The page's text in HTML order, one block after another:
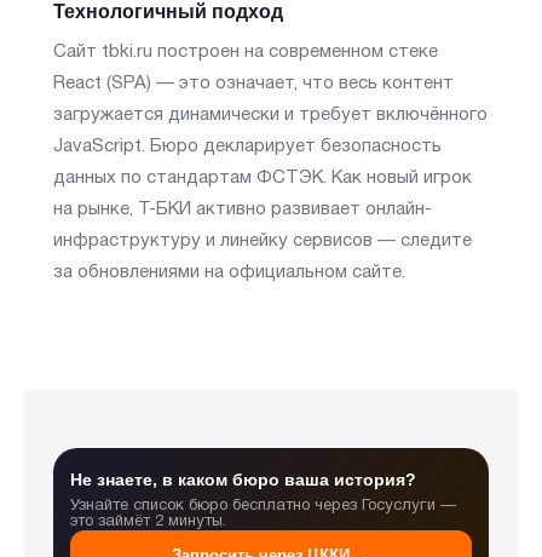
Технологичный подход
Сайт tbki.ru построен на современном стеке
React (SPA) — это означает, что весь контент
загружается динамически и требует включённого
JavaScript. Бюро декларирует безопасность
данных по стандартам ФСТЭК. Как новый игрок
на рынке, Т-БКИ активно развивает онлайн-
инфраструктуру и линейку сервисов — следите
за обновлениями на официальном сайте.
Не знаете, в каком бюро ваша история?
Узнайте список бюро бесплатно через Госуслуги —
это займёт 2 минуты.